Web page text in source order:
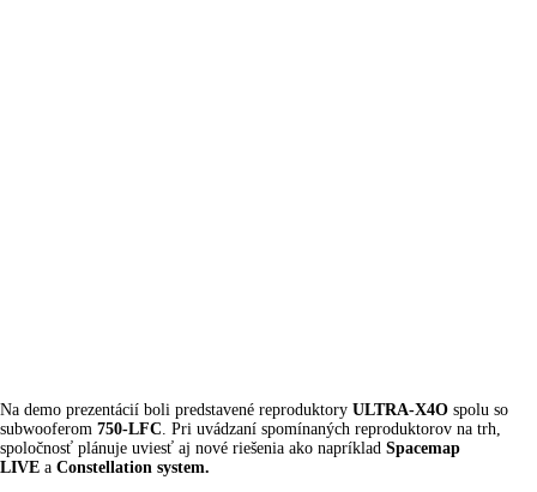
Na demo prezentácií boli predstavené reproduktory ULTRA-X4O spolu so
subwooferom 750-LFC . Pri uvádzaní spomínaných reproduktorov na trh,
spoločnosť plánuje uviesť aj nové riešenia ako napríklad Spacemap
LIVE a Constellation system.